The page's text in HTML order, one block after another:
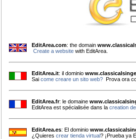
EditArea.com: the domain
Create a website with EditArea.
EditArea.it: il dominio
Sai come creare un sito web? Prova ora
EditArea.fr: le domaine
EditArea est spécialisée dans la creation
EditArea.es: El dominio
¿Quieres crear tienda virtual? ¡Prueba ya